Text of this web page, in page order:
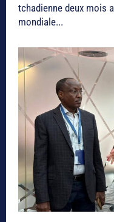
tchadienne deux mois
mondiale...